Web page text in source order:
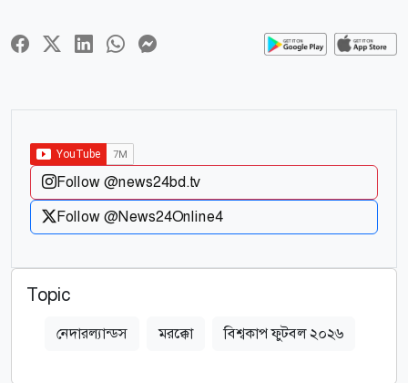
Follow @news24bd.tv
Follow @News24Online4
Topic
নেদারল্যান্ডস মরক্কো বিশ্বকাপ ফুটবল ২০২৬